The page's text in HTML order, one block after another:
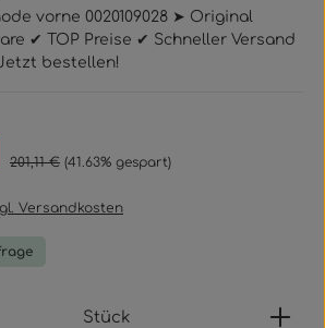
vorne 0020109028 ➤ Original
✔ TOP Preise ✔ Schneller Versand
bestellen!
Regulärer Preis:
201,11 € (41.63% gespart)
Versandkosten
Gib den gewünschten Wert
Stück